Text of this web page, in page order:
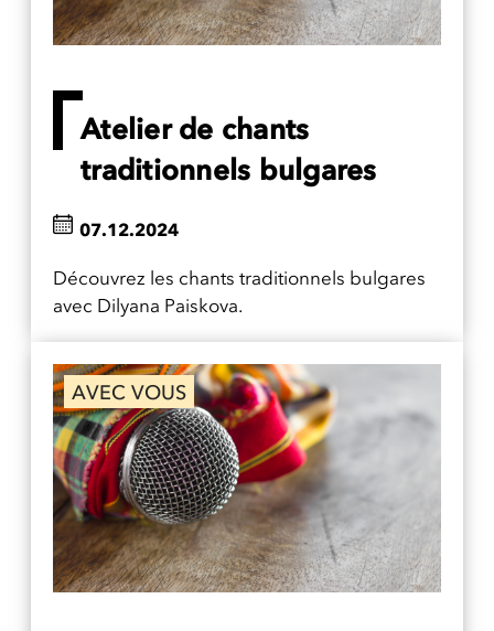
Atelier de chants
traditionnels bulgares
Découvrez les chants traditionnels bulgares
avec Dilyana Paiskova.
07.12.2024
AVEC VOUS